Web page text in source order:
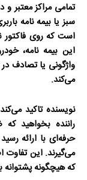
تمامی مراکز معتبر
سبز یا بیمه نامه
است که روی فاکتور
این بیمه نامه،
واژگونی یا تصادف
می‌کند.
نویسنده تاکید
راننده بخواهید
حرفه‌ای با ارائه
می‌گیرند. این
که هیچگونه پشتوانه